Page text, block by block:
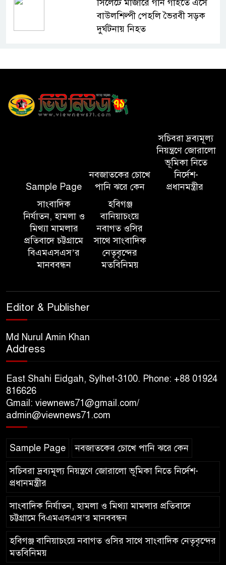
সিলেটে মাজারে গান গাইতে এসে
বাউলশিল্পী পেহলি ভৈরবী সড়ক
দুর্ঘটনায় নিহত
ঢাকা-সিলেট মহাসড়কে দুটি
নিহত ৯, পরিবারকে আর্থিক সহযোগিতা
‘জাতীয় প্রবাসী দিবস’ উদযাপনের
লক্ষ্যে আন্তঃমন্ত্রণালয় সভা অনুষ্ঠিত
সিলেট ইসলামিক ফাউন্ডেশনে
জুলাই গণঅভ্যুত্থান দিবস ২০২৬
উপলক্ষ্যে আলোচনা সভা ও দু’আ
মাহফিল
পরিবেশ রক্ষায় ব্যক্তিগত উদ্যোগ
সমাজের জন্য অনুকরণীয় মডেল-
বিভাগীয় কমিশনার
সিলেট মেট্রোপলিটন পুলিশ
শহীদদের প্রতি গভীর শ্রদ্ধা নিবেদন করেন
মামলায় এক বছরের সাজা
‘সমন্বিত উদ্যোগেই গড়ে উঠবে
আধুনিক সিলেট’ – বাণিজ্যমন্ত্রী
ত্রিতরঙ্গের বাদল সাঁঝের বর্ণাঢ্য
আয়োজন ‘শ্রাবনের মেঘগুলো’
Sample Page
নবজাতকের চোখে
পানি ঝরে কেন
সচিবরা দ্রব্যমূল্য
নিয়ন্ত্রণে জোরালো
ভূমিকা নিতে
নির্দেশ-
প্রধানমন্ত্রীর
সাংবাদিক
নির্যাতন, হামলা ও
মিথ্যা মামলার
প্রতিবাদে চট্টগ্রামে
বিএমএসএস’র
মানববন্ধন
হবিগঞ্জ
বানিয়াচংয়ে
নবাগত ওসির
সাথে সাংবাদিক
নেতৃবৃন্দের
মতবিনিময়
Editor & Publisher
Md Nurul Amin Khan
Address
East Shahi Eidgah, Sylhet-3100. Phone: +88 01924
816626
Gmail: viewnews71@gmail.com/
admin@viewnews71.com
Sample Page নবজাতকের চোখে পানি ঝরে কেন
সচিবরা দ্রব্যমূল্য নিয়ন্ত্রণে জোরালো ভূমিকা নিতে নির্দেশ-
প্রধানমন্ত্রীর
সাংবাদিক নির্যাতন, হামলা ও মিথ্যা মামলার প্রতিবাদে
চট্টগ্রামে বিএমএসএস’র মানববন্ধন
হবিগঞ্জ বানিয়াচংয়ে নবাগত ওসির সাথে সাংবাদিক নেতৃবৃন্দের
মতবিনিময়